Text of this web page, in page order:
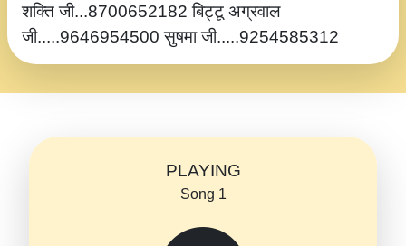
शक्ति जी...8700652182 बिट्टू अग्रवाल
जी.....9646954500 सुषमा जी.....9254585312
PLAYING
Song 1